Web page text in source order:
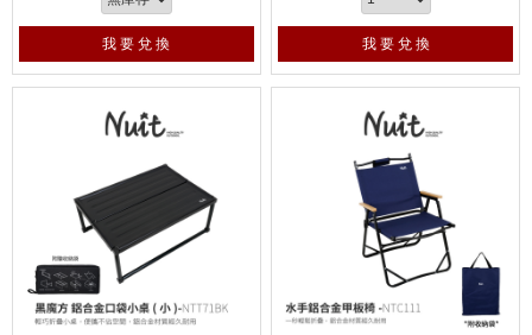
我 要 兌 換 我 要 兌 換